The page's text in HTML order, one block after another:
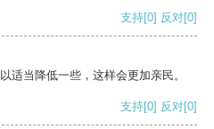
支持[0] 反对[0]
适当降低一些，这样会更加亲民。
支持[0] 反对[0]